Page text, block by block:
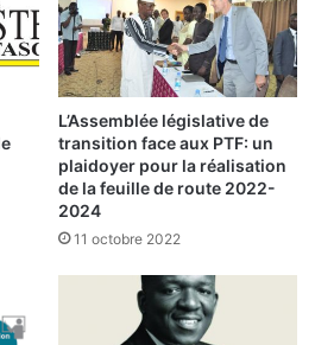
L’Assemblée législative de
transition face aux PTF: un
plaidoyer pour la réalisation
de la feuille de route 2022-
2024
11 octobre 2022